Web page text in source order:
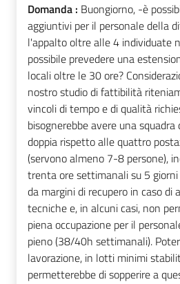
Domanda : Buongiorno, -è
aggiuntivi per il personale della
l'appalto oltre alle 4 individuate
possibile prevedere una
locali oltre le 30 ore?
nostro studio di fattibilità
vincoli di tempo e di qualità
bisognerebbe avere una
doppia rispetto alle quattro
(servono almeno 7-8 persone),
trenta ore settimanali su 5
da margini di recupero in caso di
tecniche e, in alcuni casi, non
piena occupazione per il
pieno (38/40h settimanali).
lavorazione, in lotti minimi
permetterebbe di sopperire a